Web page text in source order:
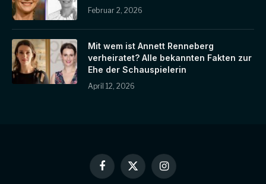
Februar 2, 2026
Mit wem ist Annett Renneberg
verheiratet? Alle bekannten Fakten zur
Ehe der Schauspielerin
April 12, 2026
Facebook
X
Instagram